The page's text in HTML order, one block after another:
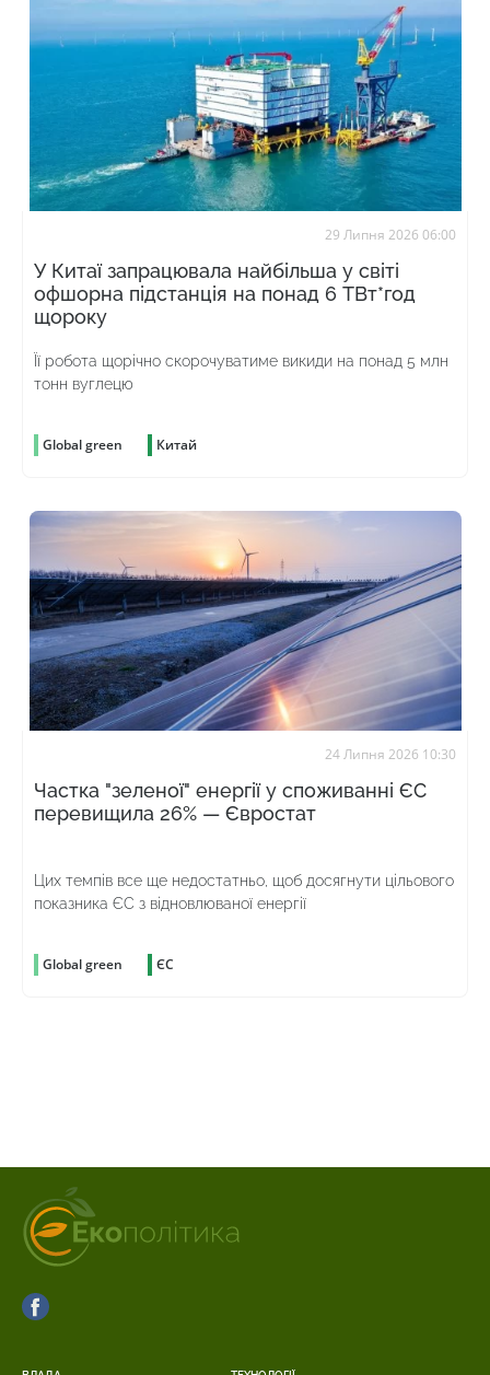
29 Липня 2026 06:00
У Китаї запрацювала найбільша у світі
офшорна підстанція на понад 6 ТВт*год
щороку
Її робота щорічно скорочуватиме викиди на понад 5 млн
тонн вуглецю
Global green Китай
24 Липня 2026 10:30
Частка "зеленої" енергії у споживанні ЄС
перевищила 26% — Євростат
Цих темпів все ще недостатньо, щоб досягнути цільового
показника ЄС з відновлюваної енергії
Global green ЄС